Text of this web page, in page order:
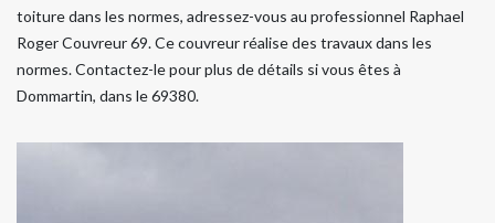
toiture dans les normes, adressez-vous au professionnel Raphael
Roger Couvreur 69. Ce couvreur réalise des travaux dans les
normes. Contactez-le pour plus de détails si vous êtes à
Dommartin, dans le 69380.